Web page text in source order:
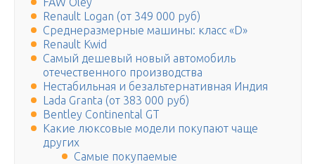
Renault Logan (от 349 000 руб)
Среднеразмерные машины: класс «D»
Renault Kwid
Самый дешевый новый автомобиль
отечественного производства
Нестабильная и безальтернативная Индия
Lada Granta (от 383 000 руб)
Bentley Continental GT
Какие люксовые модели покупают чаще
других
Самые покупаемые